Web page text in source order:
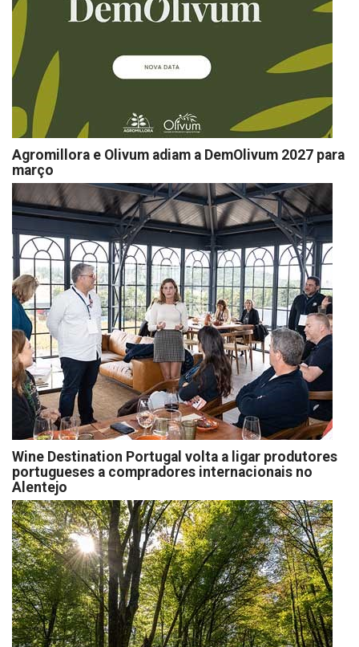
Agromillora e Olivum adiam a DemOlivum 2027 para
março
Wine Destination Portugal volta a ligar produtores
portugueses a compradores internacionais no
Alentejo